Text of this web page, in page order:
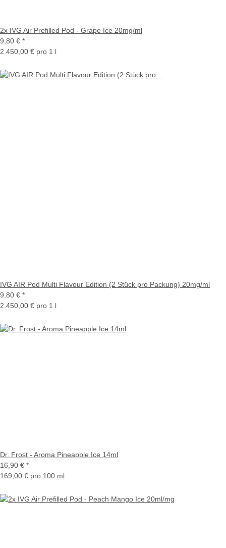
2x IVG Air Prefilled Pod - Grape Ice 20mg/ml
9,80 € *
2.450,00 € pro 1 l
IVG AIR Pod Multi Flavour Edition (2 Stück pro Packung) 20mg/ml
9,80 € *
2.450,00 € pro 1 l
Dr. Frost - Aroma Pineapple Ice 14ml
16,90 € *
169,00 € pro 100 ml